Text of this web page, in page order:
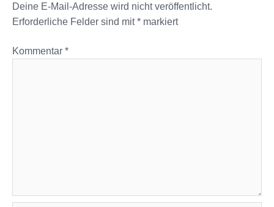
Deine E-Mail-Adresse wird nicht veröffentlicht.
Erforderliche Felder sind mit* markiert
Kommentar *